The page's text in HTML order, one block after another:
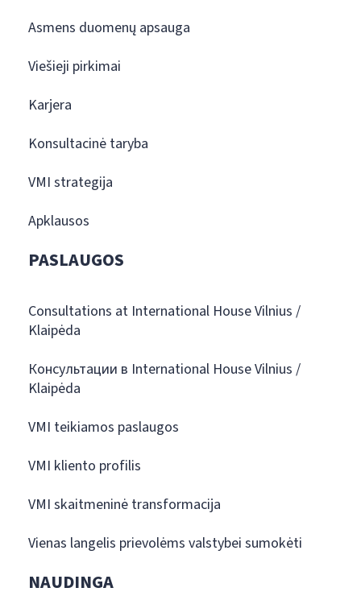
Asmens duomenų apsauga
Viešieji pirkimai
Karjera
Konsultacinė taryba
VMI strategija
Apklausos
PASLAUGOS
Consultations at International House Vilnius /
Klaipėda
Консультации в International House Vilnius /
Klaipėda
VMI teikiamos paslaugos
VMI kliento profilis
VMI skaitmeninė transformacija
Vienas langelis prievolėms valstybei sumokėti
NAUDINGA